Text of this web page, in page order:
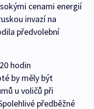
cenami energií
invazí na
předvolební
hodin
by měly být
u voličů při
předběžné